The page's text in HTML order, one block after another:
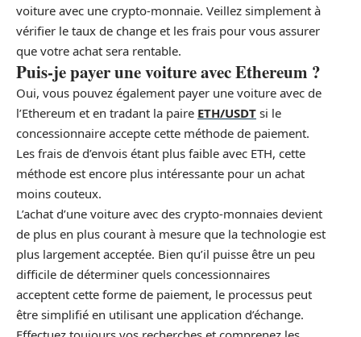
voiture avec une crypto-monnaie. Veillez simplement à
vérifier le taux de change et les frais pour vous assurer
que votre achat sera rentable.
Puis-je payer une voiture avec Ethereum ?
Oui, vous pouvez également payer une voiture avec de
l’Ethereum et en tradant la paire ETH/USDT si le
concessionnaire accepte cette méthode de paiement.
Les frais de d’envois étant plus faible avec ETH, cette
méthode est encore plus intéressante pour un achat
moins couteux.
L’achat d’une voiture avec des crypto-monnaies devient
de plus en plus courant à mesure que la technologie est
plus largement acceptée. Bien qu’il puisse être un peu
difficile de déterminer quels concessionnaires
acceptent cette forme de paiement, le processus peut
être simplifié en utilisant une application d’échange.